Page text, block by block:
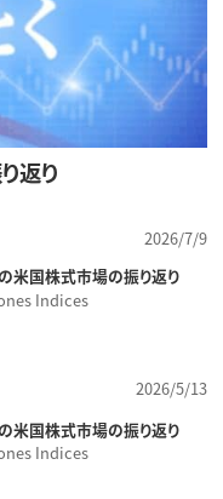
返り
2026/7/9
米国株式市場の振り返り
Indices
2026/5/13
米国株式市場の振り返り
Indices